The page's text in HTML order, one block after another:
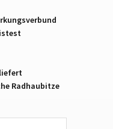
Radhaubitze